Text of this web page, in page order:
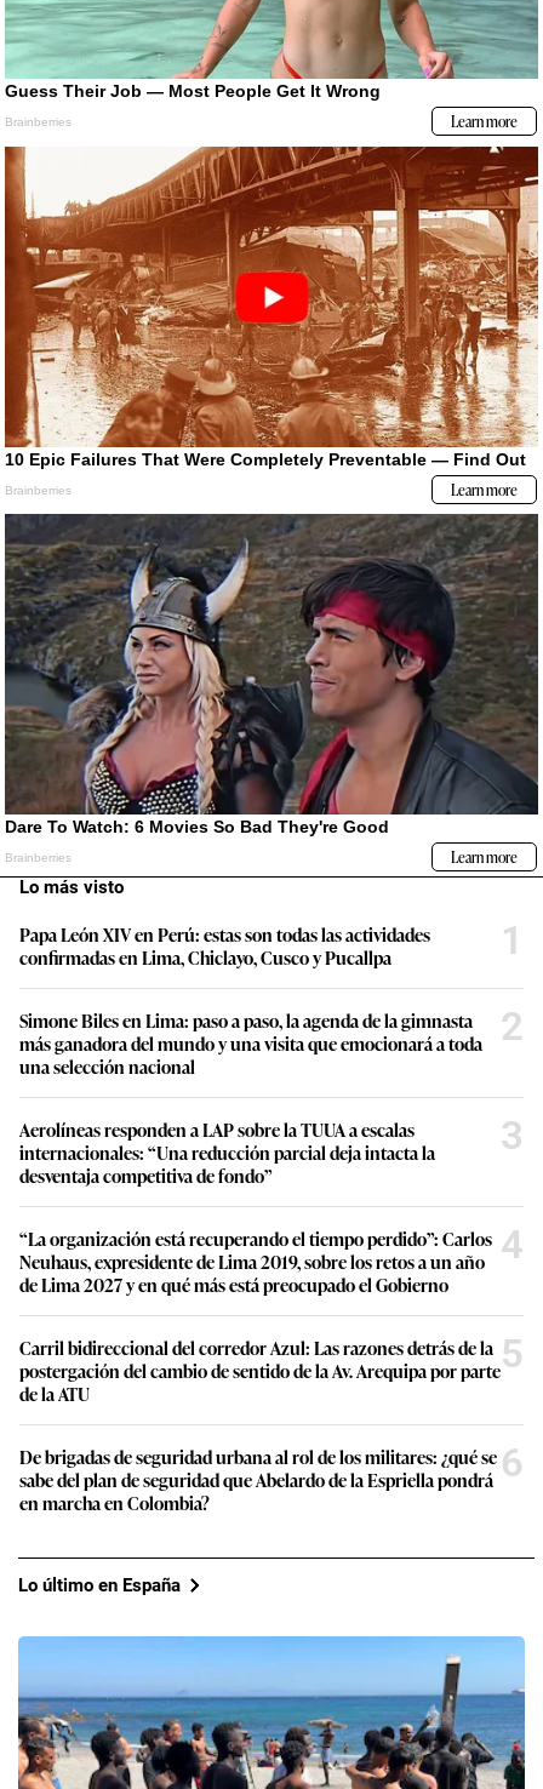
Lo más visto
Papa León XIV en Perú: estas son todas las actividades
confirmadas en Lima, Chiclayo, Cusco y Pucallpa
1
Simone Biles en Lima: paso a paso, la agenda de la gimnasta
más ganadora del mundo y una visita que emocionará a toda
una selección nacional
2
Aerolíneas responden a LAP sobre la TUUA a escalas
internacionales: “Una reducción parcial deja intacta la
desventaja competitiva de fondo”
3
“La organización está recuperando el tiempo perdido”: Carlos
Neuhaus, expresidente de Lima 2019, sobre los retos a un año
de Lima 2027 y en qué más está preocupado el Gobierno
4
Carril bidireccional del corredor Azul: Las razones detrás de la
postergación del cambio de sentido de la Av. Arequipa por parte
de la ATU
5
De brigadas de seguridad urbana al rol de los militares: ¿qué se
sabe del plan de seguridad que Abelardo de la Espriella pondrá
en marcha en Colombia?
6
Lo último en España